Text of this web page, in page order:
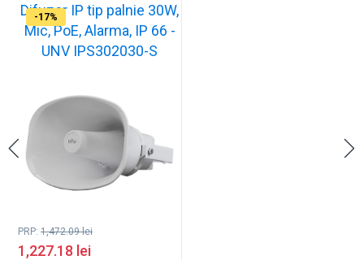
-17%
Difuzor IP tip palnie 30W,
Mic, PoE, Alarma, IP 66 -
UNV IPS302030-S
PRP: 1,472.09lei
1,227.18 lei